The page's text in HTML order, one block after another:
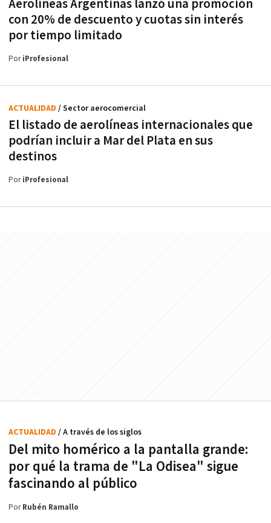
Aerolíneas Argentinas lanzó una promoción
con 20% de descuento y cuotas sin interés
por tiempo limitado
PoriProfesional
El listado de aerolíneas internacionales que
podrían incluir a Mar del Plata en sus
destinos
ACTUALIDAD / Sector aerocomercial
PoriProfesional
Del mito homérico a la pantalla grande:
por qué la trama de "La Odisea" sigue
fascinando al público
ACTUALIDAD / A través de los siglos
PorRubén Ramallo